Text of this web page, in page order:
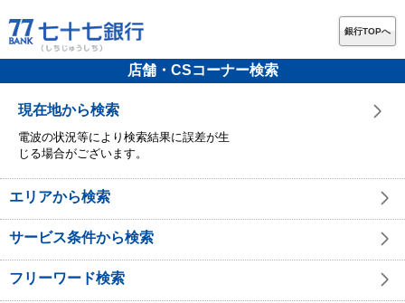
銀行TOPへ
店舗・CSコーナー検索
現在地から検索
電波の状況等により検索結果に誤差が生
じる場合がございます。
エリアから検索
サービス条件から検索
フリーワード検索